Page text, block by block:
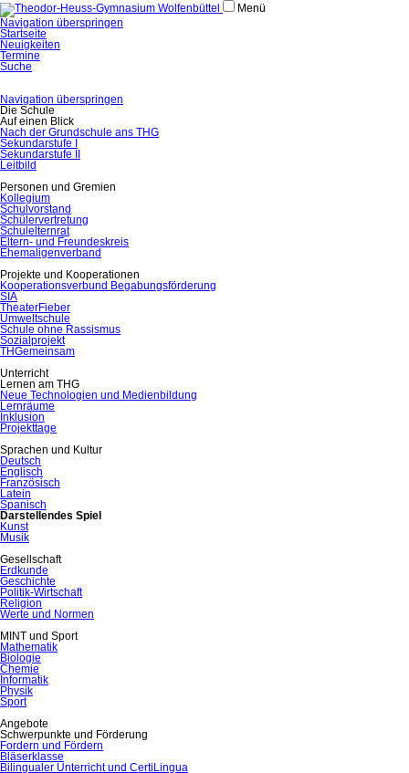
Menü
Navigation überspringen
Startseite
Neuigkeiten
Termine
Suche
Navigation überspringen
Die Schule
Auf einen Blick
Nach der Grundschule ans THG
Sekundarstufe I
Sekundarstufe II
Leitbild
Personen und Gremien
Kollegium
Schulvorstand
Schülervertretung
Schulelternrat
Eltern- und Freundeskreis
Ehemaligenverband
Projekte und Kooperationen
Kooperationsverbund Begabungsförderung
SIA
TheaterFieber
Umweltschule
Schule ohne Rassismus
Sozialprojekt
THGemeinsam
Unterricht
Lernen am THG
Neue Technologien und Medienbildung
Lernräume
Inklusion
Projekttage
Sprachen und Kultur
Deutsch
Englisch
Französisch
Latein
Spanisch
Darstellendes Spiel
Kunst
Musik
Gesellschaft
Erdkunde
Geschichte
Politik-Wirtschaft
Religion
Werte und Normen
MINT und Sport
Mathematik
Biologie
Chemie
Informatik
Physik
Sport
Angebote
Schwerpunkte und Förderung
Fordern und Fördern
Bläserklasse
Bilingualer Unterricht und CertiLingua